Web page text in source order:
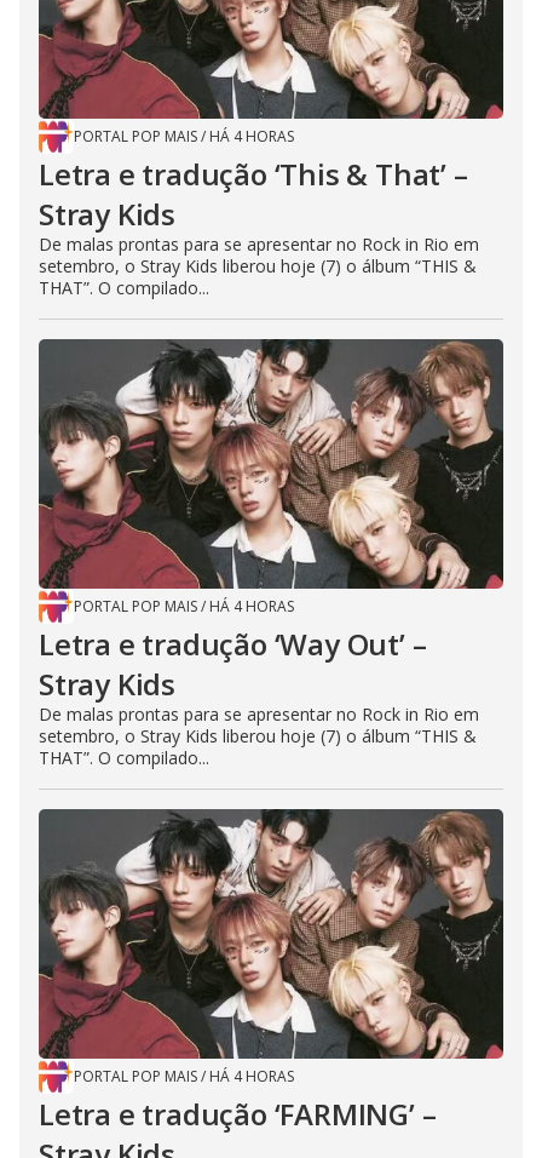
PORTAL POP MAIS/ HÁ 4 HORAS
Letra e tradução ‘This & That’ –
Stray Kids
De malas prontas para se apresentar no Rock in Rio em
setembro, o Stray Kids liberou hoje (7) o álbum “THIS &
THAT”. O compilado...
PORTAL POP MAIS/ HÁ 4 HORAS
Letra e tradução ‘Way Out’ –
Stray Kids
De malas prontas para se apresentar no Rock in Rio em
setembro, o Stray Kids liberou hoje (7) o álbum “THIS &
THAT”. O compilado...
PORTAL POP MAIS/ HÁ 4 HORAS
Letra e tradução ‘FARMING’ –